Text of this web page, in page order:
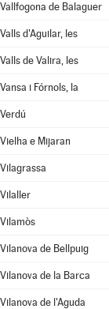
Vallfogona de Balaguer
Valls d'Aguilar, les
Valls de Valira, les
Vansa i Fórnols, la
Verdú
Vielha e Mijaran
Vilagrassa
Vilaller
Vilamòs
Vilanova de Bellpuig
Vilanova de la Barca
Vilanova de l'Aguda